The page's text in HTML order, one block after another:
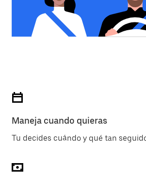
Maneja cuando quieras
Tu decides cuándo y qué tan